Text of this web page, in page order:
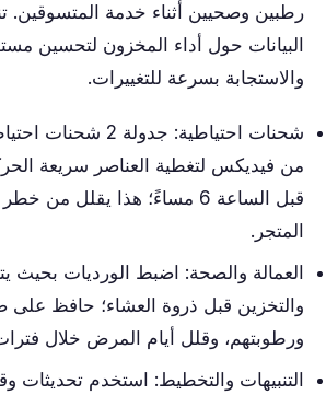
رطبين وصحيين أثناء خدمة المتسوقين.
البيانات حول أداء المخزون لتحسين
والاستجابة بسرعة للتغييرات.
شحنات احتياطية: جدولة 2
من فيديكس لتغطية العناصر سريعة
قبل الساعة 6 مساءً؛ هذا يقلل
المتجر.
العمالة والصحة: اضبط الورديات بحيث
والتخزين قبل ذروة العشاء؛ حافظ
ورطوبتهم، وقلل أيام المرض خلال
التنبيهات والتخطيط: استخدم تحديثات